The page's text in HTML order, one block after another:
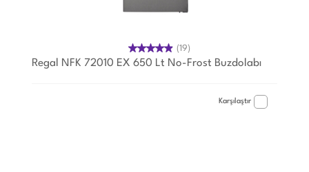
(19)
Regal NFK 72010 EX 650 Lt No-Frost Buzdolabı
Karşılaştır